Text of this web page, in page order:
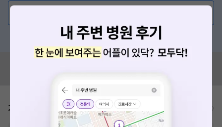
혹은, 의료상담 서비스에 다양한 게시글 보러가기
가격표